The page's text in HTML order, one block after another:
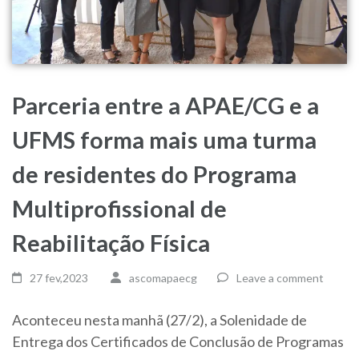
Parceria entre a APAE/CG e a
UFMS forma mais uma turma
de residentes do Programa
Multiprofissional de
Reabilitação Física
27 fev,2023 ascomapaecg Leave a comment
Aconteceu nesta manhã (27/2), a Solenidade de
Entrega dos Certificados de Conclusão de Programas